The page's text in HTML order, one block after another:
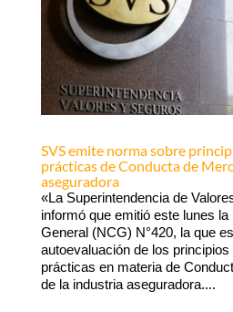
SVS emite norma sobre
prácticas de Conducta de
aseguradora
«La Superintendencia de
informó que emitió este lunes
General (NCG) N°420, la que
autoevaluación de los
prácticas en materia de
de la industria aseguradora....